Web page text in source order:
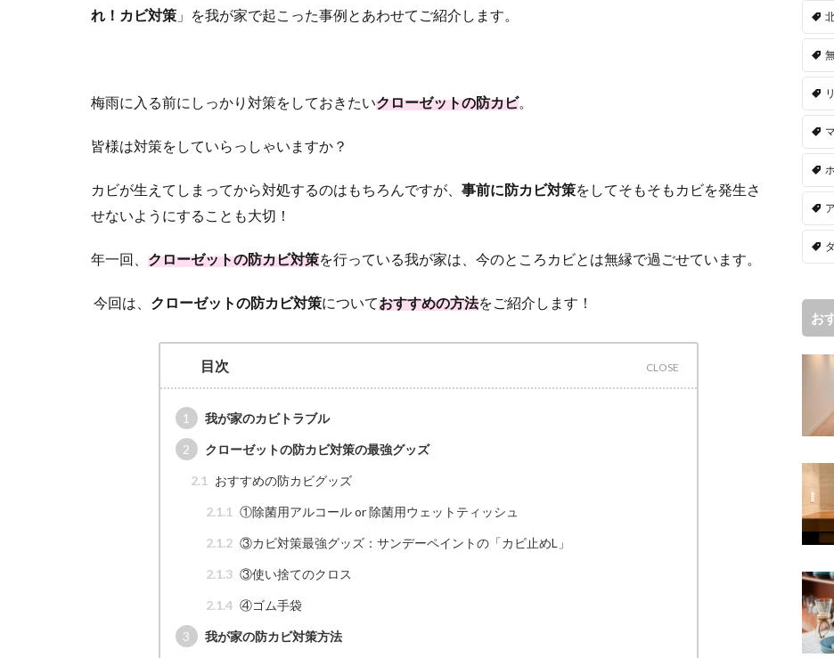
れ！カビ対策 」を我が家で起こった事例とあわせてご紹介します。
梅雨に入る前にしっかり対策をしておきたいクローゼットの防カビ。
皆様は対策をしていらっしゃいますか？
カビが生えてしまってから対処するのはもちろんですが、 事前に防カビ対策をしてそもそもカビを発生さ
せないようにすることも大切！
年一回、 クローゼットの防カビ対策を行っている我が家は、今のところカビとは無縁で過ごせています。
今回は、 クローゼットの防カビ対策についておすすめの方法をご紹介します！
目次
1 我が家のカビトラブル
2 クローゼットの防カビ対策の最強グッズ
2.1 おすすめの防カビグッズ
2.1.1 ①除菌用アルコール or 除菌用ウェットティッシュ
2.1.2 ③カビ対策最強グッズ：サンデーペイントの「カビ止めL」
2.1.3 ③使い捨てのクロス
2.1.4 ④ゴム手袋
3 我が家の防カビ対策方法
お